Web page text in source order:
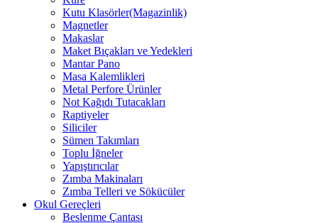
Kutu Klasörler(Magazinlik)
Magnetler
Makaslar
Maket Bıçakları ve Yedekleri
Mantar Pano
Masa Kalemlikleri
Metal Perfore Ürünler
Not Kağıdı Tutacakları
Raptiyeler
Siliciler
Sümen Takımları
Toplu İğneler
Yapıştırıcılar
Zımba Makinaları
Zımba Telleri ve Sökücüler
Okul Gereçleri
Beslenme Çantası